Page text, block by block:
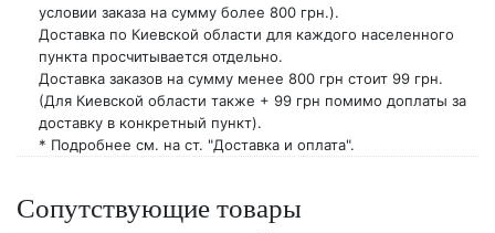
условии заказа на сумму более 800 грн.).
Доставка по Киевской области для каждого населенного
пункта просчитывается отдельно.
Доставка заказов на сумму менее 800 грн стоит 99 грн.
(Для Киевской области также + 99 грн помимо доплаты за
доставку в конкретный пункт).
* Подробнее см. на ст. "Доставка и оплата".
Сопутствующие товары